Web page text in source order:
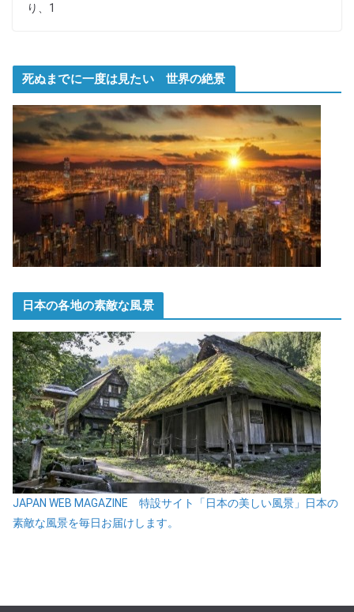
り、1
死ぬまでに一度は見たい 世界の絶景
日本の各地の素敵な風景
JAPAN WEB MAGAZINE 特設サイト「日本の美しい風景」日本の
素敵な風景を毎日お届けします。